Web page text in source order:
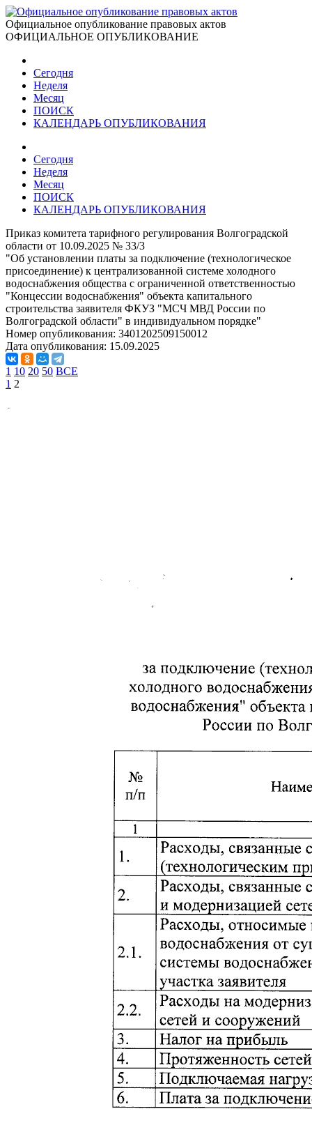
Официальное опубликование правовых актов
ОФИЦИАЛЬНОЕ ОПУБЛИКОВАНИЕ
Сегодня
Неделя
Месяц
ПОИСК
КАЛЕНДАРЬ ОПУБЛИКОВАНИЯ
Сегодня
Неделя
Месяц
ПОИСК
КАЛЕНДАРЬ ОПУБЛИКОВАНИЯ
Приказ комитета тарифного регулирования Волгоградской
области от 10.09.2025 № 33/3
"Об установлении платы за подключение (технологическое
присоединение) к централизованной системе холодного
водоснабжения общества с ограниченной ответственностью
"Концессии водоснабжения" объекта капитального
строительства заявителя ФКУЗ "МСЧ МВД России по
Волгоградской области" в индивидуальном порядке"
Номер опубликования: 3401202509150012
Дата опубликования: 15.09.2025
1 10 20 50 ВСЕ
1 2